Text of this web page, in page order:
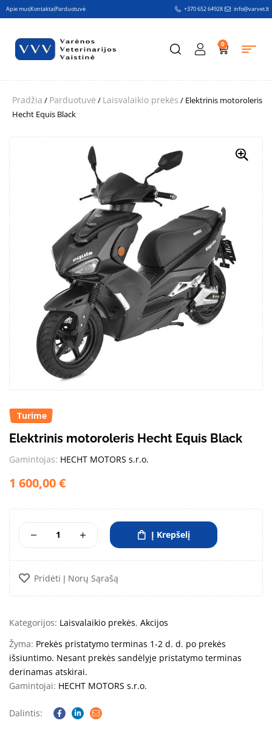
Apie musKontaktaiParduotuvė +370 652 64928 info@varvet.lt
0
Pradžia / Parduotuvė / Laisvalaikio prekės / Elektrinis motoroleris
Hecht Equis Black
Turime
Elektrinis motoroleris Hecht Equis Black
Gamintojas: HECHT MOTORS s.r.o.
1 600,00€
Į Krepšelį
Pridėti Į Norų Sąrašą
Kategorijos: Laisvalaikio prekės, Akcijos
Žyma: Prekės pristatymo terminas 1-2 d. d. po prekės
išsiuntimo. Nesant prekės sandėlyje pristatymo terminas
derinamas atskirai.
Gamintojai: HECHT MOTORS s.r.o.
Dalintis:
Facebook
Linkedin
Email